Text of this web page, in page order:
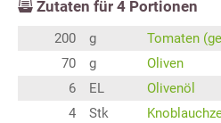
Zutaten für 4 Portionen
200 g
Tomaten
70
g
Oliven
6
EL
Olivenöl
4
Stk